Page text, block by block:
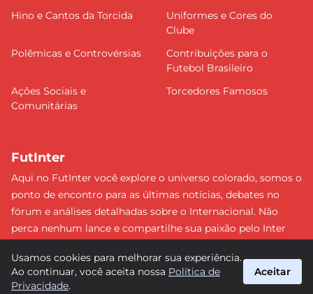
Hino e Cantos da Torcida
Uniformes e Cores do
Clube
Polêmicas e Controvérsias
Contribuições para o
Futebol Brasileiro
Ações Sociais e
Comunitárias
Torcedores Famosos
FutInter
Aqui no FutInter você explore o universo colorado, somos o
ponto de encontro para as últimas notícias, debates no
fórum e análises detalhadas sobre o Internacional. Não
perca nenhum lance e compartilhe sua paixão pelo Inter
parte dessa jornada emocionante rumo às vitórias!
#Internacional #FutInter
Usamos cookies para melhorar sua experiência.
Ao continuar, você aceita nossa Política de
Privacidade.
Aceitar